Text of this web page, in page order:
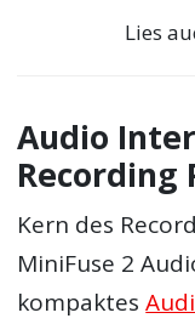
Lies
Audio
Recording
Kern des
MiniFuse 2
kompaktes